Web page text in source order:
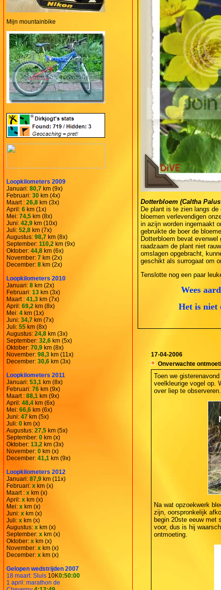
Mijn mountainbike
Loopkilometers 2009
Januari: 80,7 km (9x)
Februari: 30 km (4x)
Maart : 26,8 km (3x)
April: 6 km (1x)
Mei: 74,5 km (8x)
Juni: 42,9 km (10x)
Juli: 52,8 km (7x)
Augustus: 98,7 km (8x)
September: 110,2 km (9x)
Oktober: 44,8 km (6x)
November: 7 km (2x)
December: 8 km (2x)
Loopkilometers 2010
Januari: 8 km (2x)
Februari: 13 km (3x)
Maart : 41,3 km (7x)
April: 69,2 km (8x)
Mei: 4 km (1x)
Juni: 34,7 km (7x)
Juli: 55 km (8x)
Augustus: 24,8 km (3x)
September: 32,6 km (5x)
Oktober: 70,9 km (8x)
November: 98,3 km (11x)
December: 30,6 km (3x)
Loopkilometers 2011
Januari: 53,1 km (8x)
Februari: 76 km (9x)
Maart : 88,1 km (9x)
April: 48,4 km (6x)
Mei: 66,6 km (6x)
Juni: 47 km (5x)
Juli: 0 km (x)
Augustus: 27,5 km (5x)
September: 0 km (x)
Oktober: 13,2 km (3x)
November: 0 km (x)
December: 41,1 km (9x)
Loopkilometers 2012
Januari: 87,9 km (11x)
Februari: x km (x)
Maart : x km (x)
April: x km (x)
Mei: x km (x)
Juni: x km (x)
Juli: x km (x)
Augustus: x km (x)
September: x km (x)
Oktober: x km (x)
November: x km (x)
December: x km (x)
Gelopen wedstrijden 2007
18 maart: Sluis 10K0:50:00
1 april: marathon de
Dotterbloem (Caltha
De plant is te zien langs
bloemen verlevendigen
in azijn worden ingemaakt
gebruikte de boer de
Dotterbloem bevat
raadzaam de plant niet
omslagen opgebracht,
geschikt als surrogaat om
Tenslotte nog een paar
Wees
Het is niet
17-04-2006
Onverwachte
Toen we
veelkleurige vogel op.
over liep te observeren.
Na wat opzoekwerk
zijn, oorspronkelijk
begin 20ste eeuw met
voor, dus is hij
ontmoeting.